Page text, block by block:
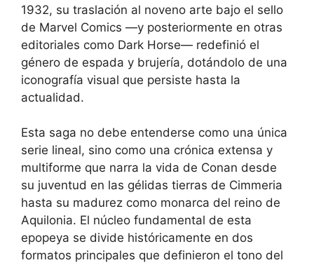
1932, su traslación al noveno arte bajo el sello
de Marvel Comics —y posteriormente en otras
editoriales como Dark Horse— redefinió el
género de espada y brujería, dotándolo de una
iconografía visual que persiste hasta la
actualidad.
Esta saga no debe entenderse como una única
serie lineal, sino como una crónica extensa y
multiforme que narra la vida de Conan desde
su juventud en las gélidas tierras de Cimmeria
hasta su madurez como monarca del reino de
Aquilonia. El núcleo fundamental de esta
epopeya se divide históricamente en dos
formatos principales que definieron el tono del